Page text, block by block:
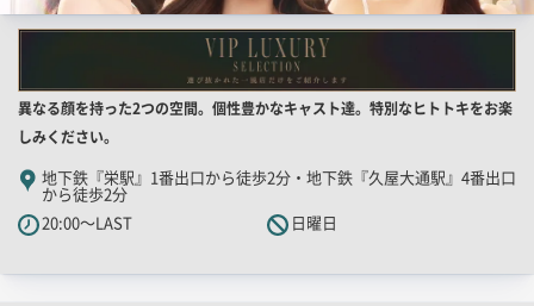
店
舗
PR
キ
ャ
チ
異なる顔を持った2つの空間。個性豊かなキャスト達。特別なヒトトキをお楽
しみください。
地下鉄『栄駅』1番出口から徒歩2分・地下鉄『久屋大通駅』4番出口
から徒歩2分
20:00～LAST
日曜日